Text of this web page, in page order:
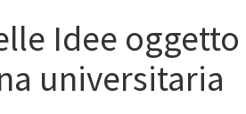
Idee oggetto
universitaria